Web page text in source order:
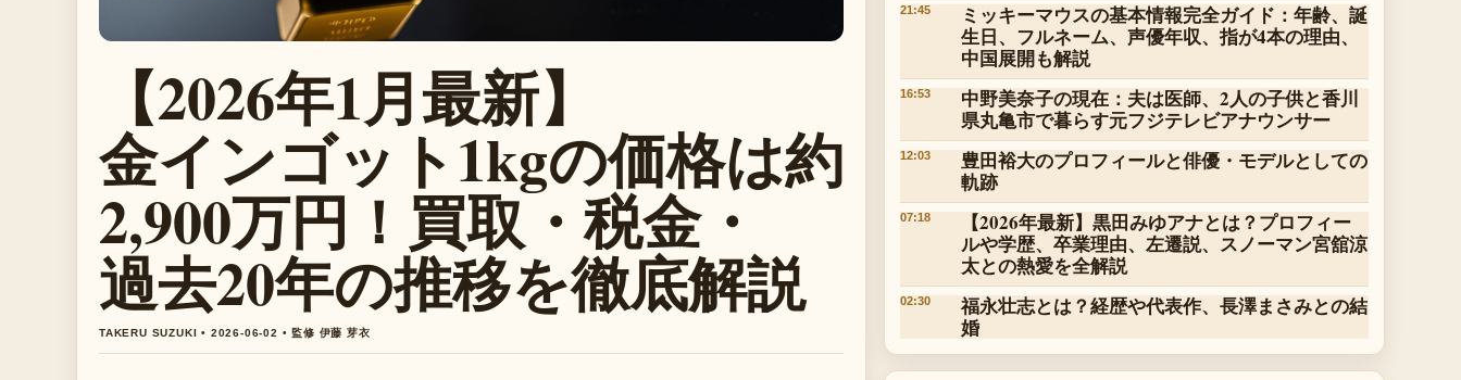
【2026年1月最新】
金インゴット1kgの価格は約
2,900万円！買取・税金・
過去20年の推移を徹底解説
TAKERU SUZUKI • 2026-06-02 • 監修 伊藤 芽衣
21:45
ミッキーマウスの基本情報完全ガイド：年齢、誕
生日、フルネーム、声優年収、指が4本の理由、
中国展開も解説
16:53
中野美奈子の現在：夫は医師、2人の子供と香川
県丸亀市で暮らす元フジテレビアナウンサー
12:03
豊田裕大のプロフィールと俳優・モデルとしての
軌跡
07:18
【2026年最新】黒田みゆアナとは？プロフィー
ルや学歴、卒業理由、左遷説、スノーマン宮舘涼
太との熱愛を全解説
02:30
福永壮志とは？経歴や代表作、長澤まさみとの結
婚